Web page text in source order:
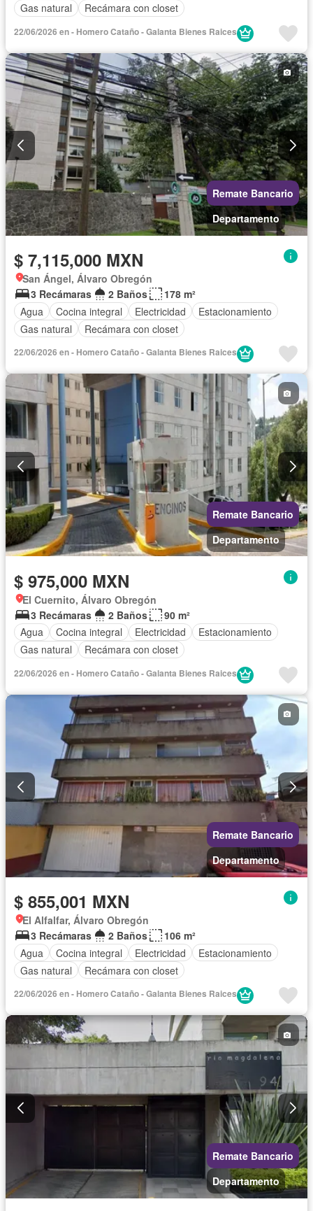
Gas natural
Recámara con closet
22/06/2026 en - Homero Cataño - Galanta Bienes Raices
Remate Bancario
Departamento
$ 7,115,000 MXN
San Ángel, Álvaro Obregón
3 Recámaras
2 Baños
178 m²
Agua
Cocina integral Electricidad
Estacionamiento
Gas natural
Recámara con closet
22/06/2026 en - Homero Cataño - Galanta Bienes Raices
Remate Bancario
Departamento
$ 975,000 MXN
El Cuernito, Álvaro Obregón
3 Recámaras
2 Baños
90 m²
Agua
Cocina integral Electricidad
Estacionamiento
Gas natural
Recámara con closet
22/06/2026 en - Homero Cataño - Galanta Bienes Raices
Remate Bancario
Departamento
$ 855,001 MXN
El Alfalfar, Álvaro Obregón
3 Recámaras
2 Baños
106 m²
Agua
Cocina integral Electricidad
Estacionamiento
Gas natural
Recámara con closet
22/06/2026 en - Homero Cataño - Galanta Bienes Raices
Remate Bancario
Departamento